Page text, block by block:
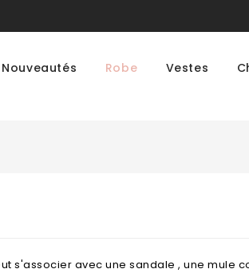
Nouveautés Robe Vestes
s'associer avec une sandale , une mule